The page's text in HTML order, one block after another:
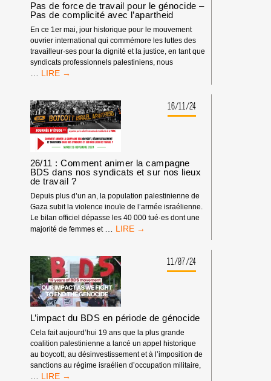
Pas de force de travail pour le génocide –
Pas de complicité avec l’apartheid
En ce 1er mai, jour historique pour le mouvement
ouvrier international qui commémore les luttes des
travailleur·ses pour la dignité et la justice, en tant que
syndicats professionnels palestiniens, nous
PAS
DE
TRAVAIL
POUR
LE
GÉNOCIDE
–
PAS
DE
COMPLICITÉ
AVEC
L’APARTHEID
16/11/24
26/11 : Comment animer la campagne
BDS dans nos syndicats et sur nos lieux
de travail ?
Depuis plus d’un an, la population palestinienne de
Gaza subit la violence inouïe de l’armée israélienne.
Le bilan officiel dépasse les 40 000 tué·es dont une
majorité de femmes et
26/11
ANIMER
LA
CAMPAGNE
BDS
DANS
NOS
SYNDICATS
ET
SUR
NOS
LIEUX
11/07/24
L’impact du BDS en période de génocide
Cela fait aujourd’hui 19 ans que la plus grande
coalition palestinienne a lancé un appel historique
au boycott, au désinvestissement et à l’imposition de
sanctions au régime israélien d’occupation militaire,
L’IMPACT